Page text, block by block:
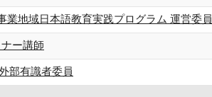
地域日本語教育実践プログラム 運営委員
ー講師
部有識者委員